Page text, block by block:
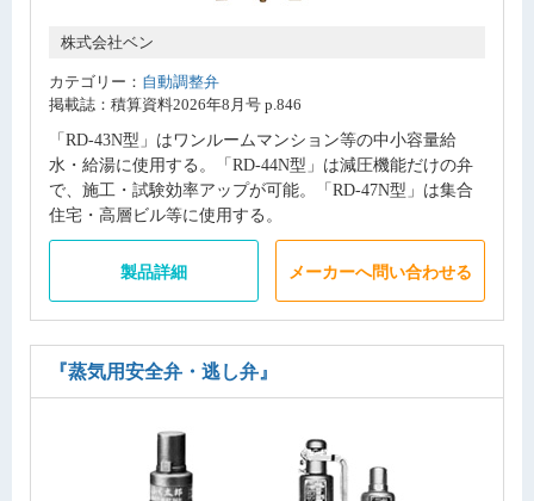
株式会社ベン
カテゴリー： 自動調整弁
掲載誌：積算資料2026年8月号 p.846
「RD-43N型」はワンルームマンション等の中小容量給
水・給湯に使用する。「RD-44N型」は減圧機能だけの弁
で、施工・試験効率アップが可能。「RD-47N型」は集合
住宅・高層ビル等に使用する。
製品詳細 メーカーへ問い合わせる
『蒸気用安全弁・逃し弁』